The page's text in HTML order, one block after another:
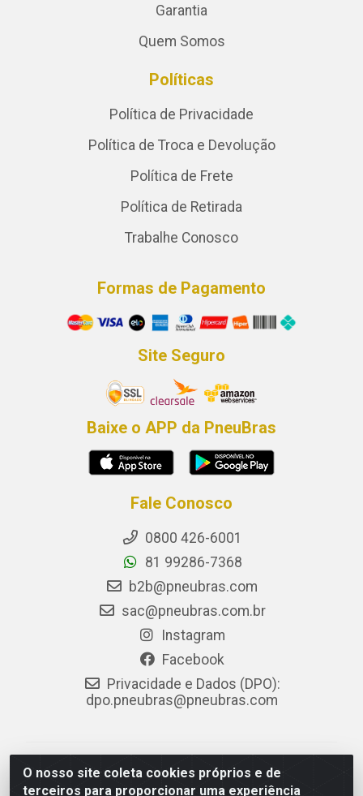
O nosso site coleta cookies próprios e de
terceiros para proporcionar uma experiência
Garantia
Quem Somos
Políticas
Política de Privacidade
Política de Troca e Devolução
Política de Frete
Política de Retirada
Trabalhe Conosco
Formas de Pagamento
Site Seguro
Baixe o APP da PneuBras
Fale Conosco
0800 426-6001
81 99286-7368
b2b@pneubras.com
sac@pneubras.com.br
Instagram
Facebook
Privacidade e Dados (DPO):
dpo.pneubras@pneubras.com
PneuBras - Rodovia BR-101, KM 82 - Prazeres,
Jaboatão dos Guararapes/PE - CEP 54.335-000 - CNPJ